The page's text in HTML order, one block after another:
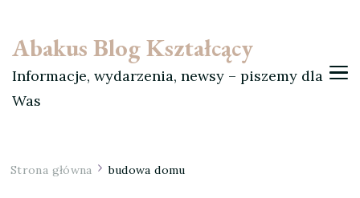
Abakus Blog Kształcący
Informacje, wydarzenia, newsy – piszemy dla
Was
Strona główna budowa domu